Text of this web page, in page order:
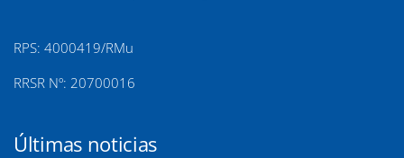
RPS: 4000419/RMu
RRSR Nº: 20700016
Últimas noticias